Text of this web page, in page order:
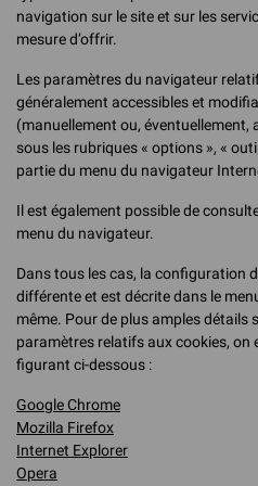
navigation sur le site et sur les
mesure d’offrir.
Les paramètres du navigateur
généralement accessibles et
(manuellement ou, éventuellement,
sous les rubriques « options », «
partie du menu du navigateur
Il est également possible de
menu du navigateur.
Dans tous les cas, la configuration
différente et est décrite dans le
même. Pour de plus amples détails
paramètres relatifs aux cookies, on
figurant ci-dessous :
Google Chrome
Mozilla Firefox
Internet Explorer
Opera